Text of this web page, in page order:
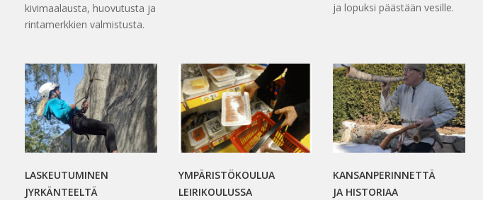
kivimaalausta, huovutusta ja
rintamerkkien valmistusta.
ja lopuksi päästään vesille.
LASKEUTUMINEN
JYRKÄNTEELTÄ
YMPÄRISTÖKOULUA
LEIRIKOULUSSA
KANSANPERINNETTÄ
JA HISTORIAA